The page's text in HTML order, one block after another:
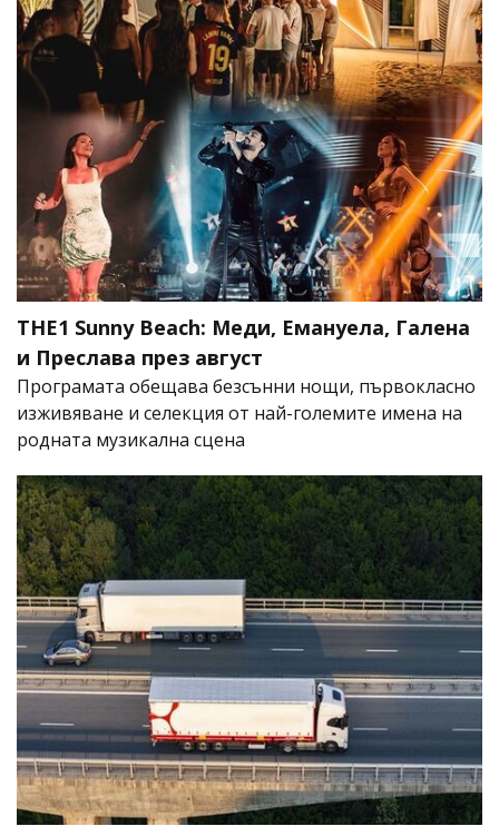
THE1 Sunny Beach: Меди, Емануела, Галена
и Преслава през август
Програмата обещава безсънни нощи, първокласно
изживяване и селекция от най-големите имена на
родната музикална сцена